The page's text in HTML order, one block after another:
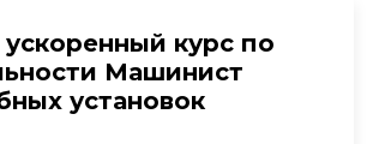
курс по
Машинист
установок